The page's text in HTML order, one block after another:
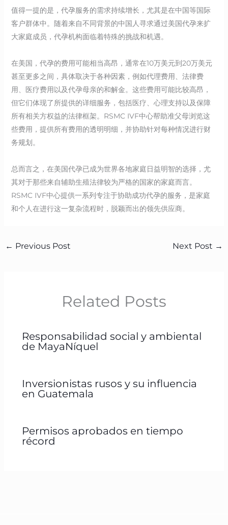
值得一提的是，代孕服务的需求持续增长，尤其是在中国等国际
客户群体中。随着来自不同背景的中国人寻求通过美国代孕来扩
大家庭成员，代孕机构面临着特殊的挑战和机遇。
在美国，代孕的费用可能相当高昂，通常在10万美元到20万美元
甚至更多之间，具体取决于各种因素，例如代理费用、法律费
用、医疗费用以及代孕母亲的和解金。这些费用可能比较高昂，
但它们体现了所提供的详细服务，包括医疗、心理支持以及保障
所有相关方权益的法律框架。RSMC IVF中心帮助准父母浏览这
些费用，提供所有费用的透明明细，并协助针对每种情况进行财
务规划。
总而言之，在美国代孕已成为世界各地家庭日益明智的选择，尤
其对于那些来自辅助生殖法律较为严格的国家的家庭而言。
RSMC IVF中心提供一系列专注于协助成功代孕的服务，是家庭
和个人在进行这一复杂流程时，脱颖而出的领先供应商。
← Previous Post Next Post →
Related Posts
Responsabilidad social y ambiental
de MayaNíquel
Inversionistas rusos y su influencia
en Guatemala
Permisos aprobados en tiempo
récord